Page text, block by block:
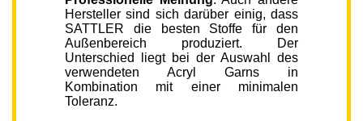
Hersteller sind sich darüber einig, dass
SATTLER die besten Stoffe für den
Außenbereich produziert. Der
Unterschied liegt bei der Auswahl des
verwendeten Acryl Garns in
Kombination mit einer minimalen
Toleranz.